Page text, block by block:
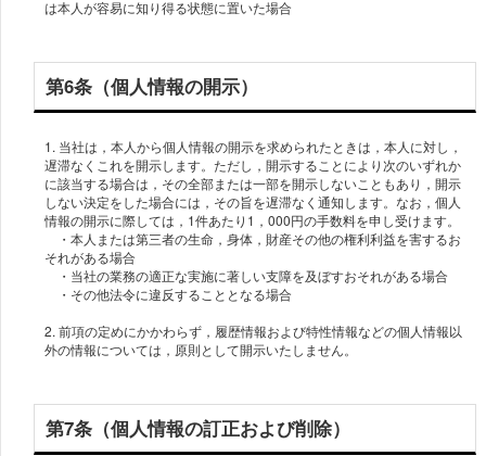
第6条（個人情報の開示）
1. 当社は，本人から個人情報の開示を求められたときは，本人に対し，
遅滞なくこれを開示します。ただし，開示することにより次のいずれか
に該当する場合は，その全部または一部を開示しないこともあり，開示
しない決定をした場合には，その旨を遅滞なく通知します。なお，個人
情報の開示に際しては，1件あたり1，000円の手数料を申し受けます。
・本人または第三者の生命，身体，財産その他の権利利益を害するお
それがある場合
・当社の業務の適正な実施に著しい支障を及ぼすおそれがある場合
・その他法令に違反することとなる場合
2. 前項の定めにかかわらず，履歴情報および特性情報などの個人情報以
外の情報については，原則として開示いたしません。
第7条（個人情報の訂正および削除）